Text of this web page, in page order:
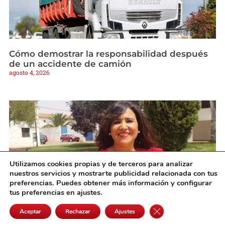
Cómo demostrar la responsabilidad después
de un accidente de camión
agosto 4, 2026
«En Cinco Casas somos una gran familia y
Utilizamos cookies propias y de terceros para analizar
nuestros servicios y mostrarte publicidad relacionada con tus
preferencias. Puedes obtener más información y configurar
tus preferencias en ajustes.
Aceptar Rechazar Ajustes Cerrar el banner de